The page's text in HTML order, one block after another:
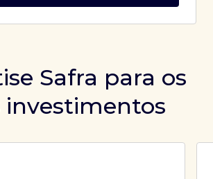
Safra para os
investimentos